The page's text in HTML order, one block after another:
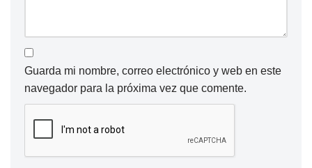
Guarda mi nombre, correo electrónico y web en este
navegador para la próxima vez que comente.